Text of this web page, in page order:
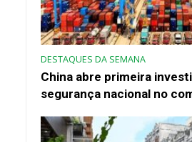
DESTAQUES DA SEMANA
China abre primeira
segurança nacional no